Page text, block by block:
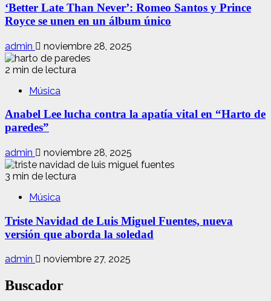
‘Better Late Than Never’: Romeo Santos y Prince
Royce se unen en un álbum único
admin noviembre 28, 2025
2 min de lectura
Música
Anabel Lee lucha contra la apatía vital en “Harto de
paredes”
admin noviembre 28, 2025
3 min de lectura
Música
Triste Navidad de Luis Miguel Fuentes, nueva
versión que aborda la soledad
admin noviembre 27, 2025
Buscador